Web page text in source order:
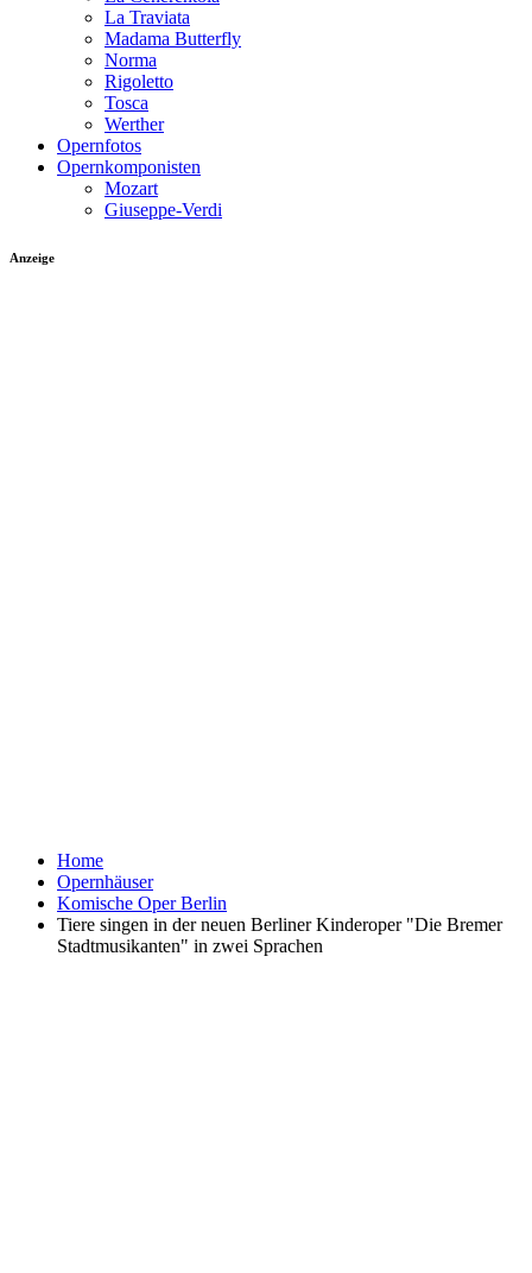
La Traviata
Madama Butterfly
Norma
Rigoletto
Tosca
Werther
Opernfotos
Opernkomponisten
Mozart
Giuseppe-Verdi
Anzeige
Home
Opernhäuser
Komische Oper Berlin
Tiere singen in der neuen Berliner Kinderoper "Die Bremer
Stadtmusikanten" in zwei Sprachen